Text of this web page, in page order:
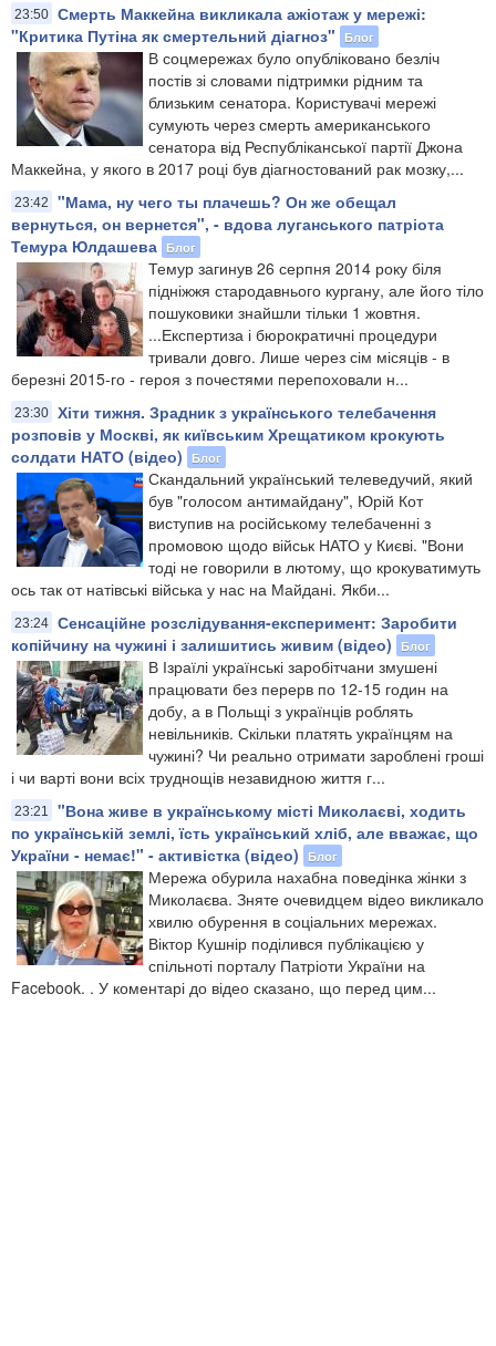
23:50 Смерть Маккейна викликала ажіотаж у мережі:
"Критика Путіна як смертельний діагноз"
Блог
В соцмережах було опубліковано безліч
постів зі словами підтримки рідним та
близьким сенатора. Користувачі мережі
сумують через смерть американського
сенатора від Республіканської партії Джона
Маккейна, у якого в 2017 році був діагностований рак мозку,...
23:42
"Мама, ну чего ты плачешь? Он же обещал
вернуться, он вернется", - вдова луганського патріота
Темура Юлдашева Блог
Темур загинув 26 серпня 2014 року біля
підніжжя стародавнього кургану, але його тіло
пошуковики знайшли тільки 1 жовтня.
...Експертиза і бюрократичні процедури
тривали довго. Лише через сім місяців - в
березні 2015-го - героя з почестями перепоховали н...
23:30 Хіти тижня. Зрадник з українського телебачення
розповів у Москві, як київським Хрещатиком крокують
солдати НАТО (відео)
Блог
Скандальний український телеведучий, який
був "голосом антимайдану", Юрій Кот
виступив на російському телебаченні з
промовою щодо військ НАТО у Києві. "Вони
тоді не говорили в лютому, що крокуватимуть
ось так от натівські війська у нас на Майдані. Якби...
23:24 Сенсаційне розслідування-експеримент: Заробити
копійчину на чужині і залишитись живим (відео)
Блог
В Ізраїлі українські заробітчани змушені
працювати без перерв по 12-15 годин на
добу, а в Польщі з українців роблять
невільників. Скільки платять українцям на
чужині? Чи реально отримати зароблені гроші
і чи варті вони всіх труднощів незавидною життя г...
23:21
"Вона живе в українському місті Миколаєві, ходить
по українській землі, їсть український хліб, але вважає, що
України - немає!" - активістка (відео)
Блог
Мережа обурила нахабна поведінка жінки з
Миколаєва. Зняте очевидцем відео викликало
хвилю обурення в соціальних мережах.
Віктор Кушнір поділився публікацією у
спільноті порталу Патріоти України на
Facebook. . У коментарі до відео сказано, що перед цим...